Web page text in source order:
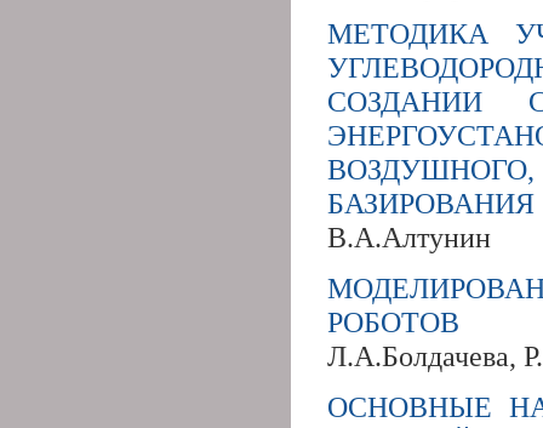
МЕТОДИКА
СОЗДАНИИ
БАЗИРОВАНИЯ
В.А.Алтунин
РОБОТОВ
Л.А.Болдачева,
ОСНОВНЫЕ